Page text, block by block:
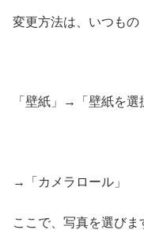
変更方法は、いつもの
「壁紙」→「壁紙を選
→「カメラロール」
ここで、写真を選びま